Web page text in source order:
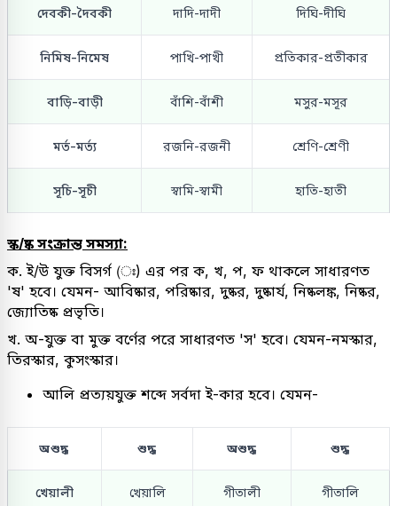
দেবকী-দৈবকী দাদি-দাদী দিঘি-দীঘি
নিমিষ-নিমেষ পাখি-পাখী প্রতিকার-প্রতীকার
বাড়ি-বাড়ী বাঁশি-বাঁশী মসুর-মসূর
মর্ত-মর্ত্য রজনি-রজনী শ্রেণি-শ্রেণী
সূচি-সূচী স্বামি-স্বামী হাতি-হাতী
স্ক/ষ্ক সংক্রান্ত সমস্যা:
ক. ই/উ যুক্ত বিসর্গ (ঃ) এর পর ক, খ, প, ফ থাকলে সাধারণত
'ষ' হবে। যেমন- আবিষ্কার, পরিষ্কার, দুষ্কর, দুষ্কার্য, নিষ্কলঙ্ক, নিষ্কর,
জ্যোতিষ্ক প্রভৃতি।
খ. অ-যুক্ত বা মুক্ত বর্ণের পরে সাধারণত 'স' হবে। যেমন-নমস্কার,
তিরস্কার, কুসংস্কার।
আলি প্রত্যয়যুক্ত শব্দে সর্বদা ই-কার হবে। যেমন-
অশুদ্ধ শুদ্ধ অশুদ্ধ শুদ্ধ
খেয়ালী খেয়ালি গীতালী গীতালি